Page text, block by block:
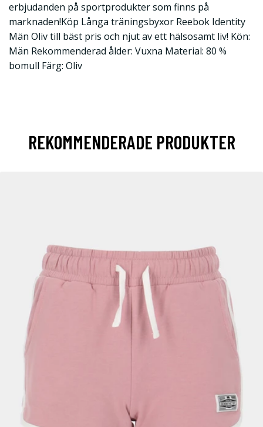
erbjudanden på sportprodukter som finns på
marknaden!Köp Långa träningsbyxor Reebok Identity
Män Oliv till bäst pris och njut av ett hälsosamt liv! Kön:
Män Rekommenderad ålder: Vuxna Material: 80 %
bomull Färg: Oliv
REKOMMENDERADE PRODUKTER